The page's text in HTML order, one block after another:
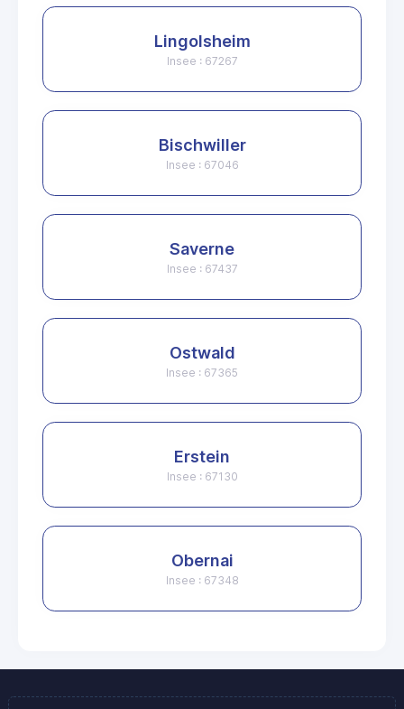
Lingolsheim
Insee : 67267
Bischwiller
Insee : 67046
Saverne
Insee : 67437
Ostwald
Insee : 67365
Erstein
Insee : 67130
Obernai
Insee : 67348